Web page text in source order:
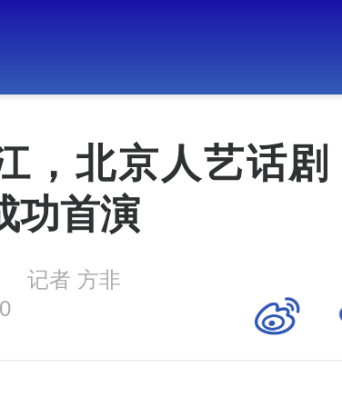
，北京人艺话剧
功首演
记者 方非